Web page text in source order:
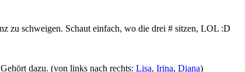
zu schweigen. Schaut einfach, wo die drei # sitzen, LOL :D
dazu. (von links nach rechts: Lisa, Irina, Diana)